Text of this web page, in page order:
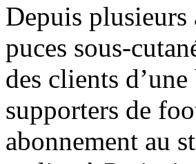
Depuis
puces sous-
des clients
supporters de
abonnement au